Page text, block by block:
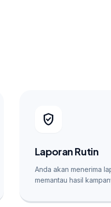
verified_user
Laporan Rutin
Anda akan menerima
memantau hasil